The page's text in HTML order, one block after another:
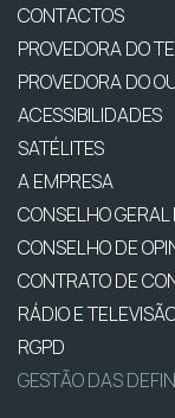
CONTACTOS
PROVEDORA DO
PROVEDORA DO
ACESSIBILIDADES
SATÉLITES
A EMPRESA
CONSELHO
CONSELHO DE
CONTRATO DE
RÁDIO E
RGPD
GESTÃO DAS